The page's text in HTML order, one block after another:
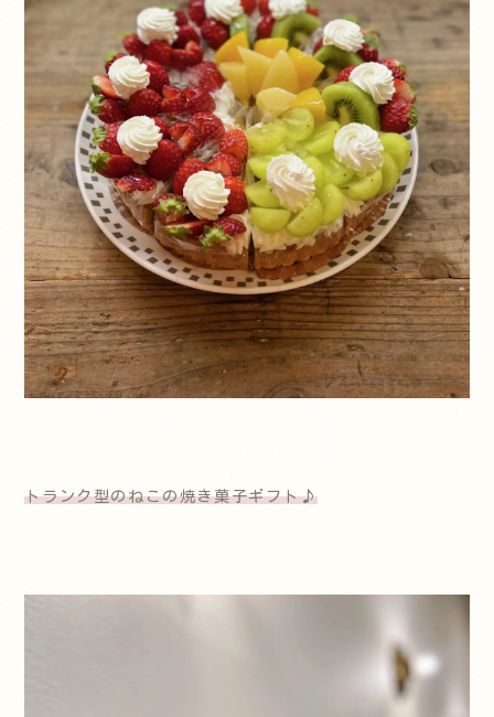
トランク型のねこの焼き菓子ギフト♪